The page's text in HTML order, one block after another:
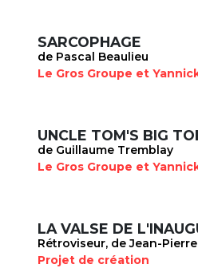
SARCOPHAGE
de Pascal Beaulieu
Le Gros Groupe et
UNCLE TOM'S BIG
de Guillaume Tremblay
Le Gros Groupe et
Rétroviseur, de Jean-
Projet de création